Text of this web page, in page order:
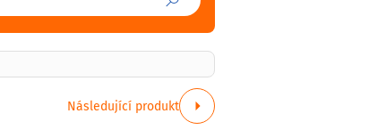
Následující produkt